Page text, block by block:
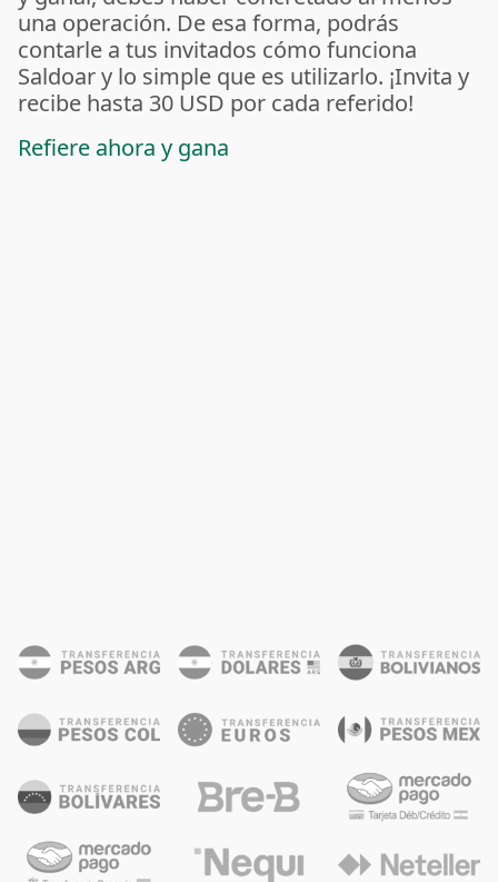
una operación. De esa forma, podrás
contarle a tus invitados cómo funciona
Saldoar y lo simple que es utilizarlo. ¡Invita y
recibe hasta 30 USD por cada referido!
Refiere ahora y gana